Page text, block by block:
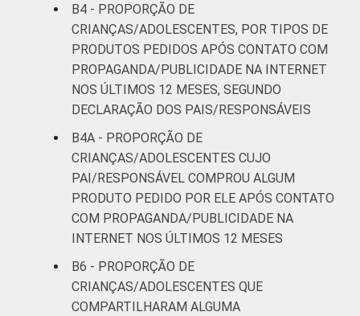
B4 - PROPORÇÃO DE
CRIANÇAS/ADOLESCENTES, POR TIPOS DE
PRODUTOS PEDIDOS APÓS CONTATO COM
PROPAGANDA/PUBLICIDADE NA INTERNET
NOS ÚLTIMOS 12 MESES, SEGUNDO
DECLARAÇÃO DOS PAIS/RESPONSÁVEIS
B4A - PROPORÇÃO DE
CRIANÇAS/ADOLESCENTES CUJO
PAI/RESPONSÁVEL COMPROU ALGUM
PRODUTO PEDIDO POR ELE APÓS CONTATO
COM PROPAGANDA/PUBLICIDADE NA
INTERNET NOS ÚLTIMOS 12 MESES
B6 - PROPORÇÃO DE
CRIANÇAS/ADOLESCENTES QUE
COMPARTILHARAM ALGUMA